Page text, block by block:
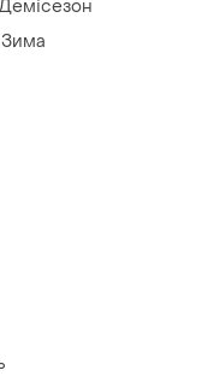
Зима